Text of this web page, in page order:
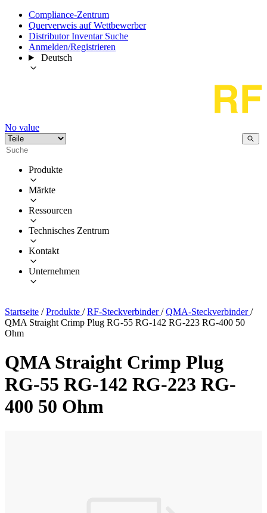
Compliance-Zentrum
Querverweis auf Wettbewerber
Distributor Inventar Suche
Anmelden/Registrieren
Deutsch
No value
Produkte
Märkte
Ressourcen
Technisches Zentrum
Kontakt
Unternehmen
Startseite / Produkte / RF-Steckverbinder/ QMA-Steckverbinder/
QMA Straight Crimp Plug RG-55 RG-142 RG-223 RG-400 50
Ohm
QMA Straight Crimp Plug
RG-55 RG-142 RG-223 RG-
400 50 Ohm